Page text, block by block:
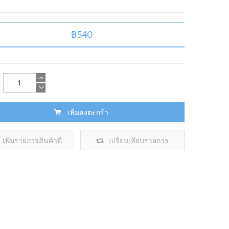
฿540
เพิ่มลงตะกร้า
เพิ่มรายการสินค้าที่ เปรียบเทียบรายการ